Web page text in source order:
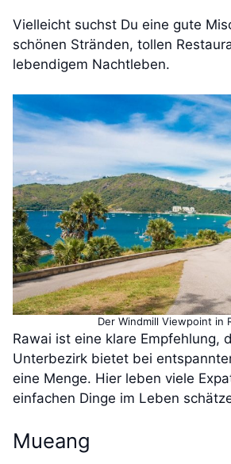
Vielleicht suchst Du eine gute
schönen Stränden, tollen
lebendigem Nachtleben.
Der Windmill Viewpoint in
Rawai ist eine klare Empfehlung,
Unterbezirk bietet bei
eine Menge. Hier leben viele
einfachen Dinge im Leben
Mueang